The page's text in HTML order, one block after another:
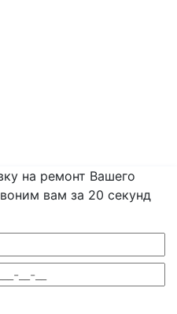
на ремонт Вашего
вам за 20 секунд